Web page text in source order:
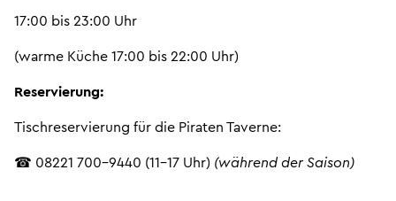
17:00 bis 23:00 Uhr
(warme Küche 17:00 bis 22:00 Uhr)
Reservierung:
Tischreservierung für die Piraten Taverne:
☎ 08221 700-9440 (11-17 Uhr) (während der Saison)